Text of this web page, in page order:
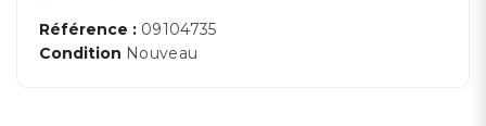
Référence : 09104735
Condition Nouveau